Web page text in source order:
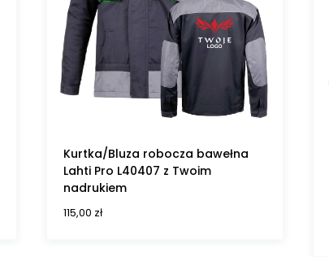
Kurtka/Bluza robocza bawełna
Lahti Pro L40407 z Twoim
nadrukiem
115,00 zł